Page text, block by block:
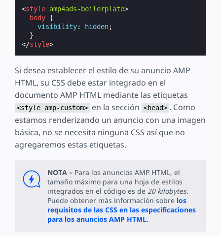
<style amp4ads-boilerplate>
body {
visibility: hidden;
}
</style>
Si desea establecer el estilo de su anuncio AMP
HTML, su CSS debe estar integrado en el
documento AMP HTML mediante las etiquetas
<style amp-custom> en la sección <head> . Como
estamos renderizando un anuncio con una imagen
básica, no se necesita ninguna CSS así que no
agregaremos estas etiquetas.
NOTA – Para los anuncios AMP HTML, el
tamaño máximo para una hoja de estilos
integrados en el código es de 20 kilobytes.
Puede obtener más información sobre los
requisitos de las CSS en las especificaciones
para los anuncios AMP HTML.